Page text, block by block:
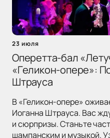
23 июля
Оперетта-бал
«Геликон-опере»:
Штрауса
В «Геликон-опере»
Иоганна Штрауса. Вас
и сюрпризы. Станьте
шампанским и музыкой.